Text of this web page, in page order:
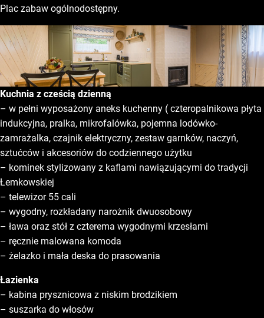
Plac zabaw ogólnodostępny.
Kuchnia z cześcią dzienną
– w pełni wyposażony aneks kuchenny ( czteropalnikowa płyta
indukcyjna, pralka, mikrofalówka, pojemna lodówko-
zamrażalka, czajnik elektryczny, zestaw garnków, naczyń,
sztućców i akcesoriów do codziennego użytku
– kominek stylizowany z kaflami nawiązującymi do tradycji
Łemkowskiej
– telewizor 55 cali
– wygodny, rozkładany narożnik dwuosobowy
– ława oraz stół z czterema wygodnymi krzesłami
– ręcznie malowana komoda
– żelazko i mała deska do prasowania
Łazienka
– kabina prysznicowa z niskim brodzikiem
– suszarka do włosów